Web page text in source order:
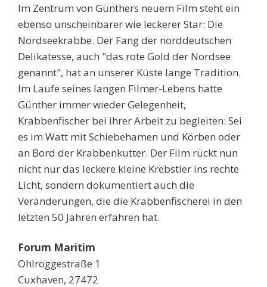
Im Zentrum von Günthers neuem Film steht ein
ebenso unscheinbarer wie leckerer Star: Die
Nordseekrabbe. Der Fang der norddeutschen
Delikatesse, auch "das rote Gold der Nordsee
genannt", hat an unserer Küste lange Tradition.
Im Laufe seines langen Filmer-Lebens hatte
Günther immer wieder Gelegenheit,
Krabbenfischer bei ihrer Arbeit zu begleiten: Sei
es im Watt mit Schiebehamen und Körben oder
an Bord der Krabbenkutter. Der Film rückt nun
nicht nur das leckere kleine Krebstier ins rechte
Licht, sondern dokumentiert auch die
Veränderungen, die die Krabbenfischerei in den
letzten 50 Jahren erfahren hat.
Forum Maritim
Ohlroggestraße 1
Cuxhaven, 27472